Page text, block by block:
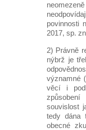
povinnosti
2017, sp.
2) Právně
nýbrž je
významné
věcí i
souvislost
tedy dána
obecné